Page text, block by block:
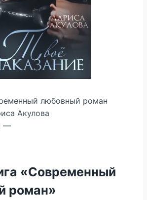
любовный роман
Акулова
—
«Современный
роман»